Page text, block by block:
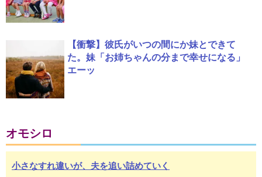
【衝撃】彼氏がいつの間にか妹とできて
た。妹「お姉ちゃんの分まで幸せになる」
エーッ
オモシロ
小さなすれ違いが、夫を追い詰めていく